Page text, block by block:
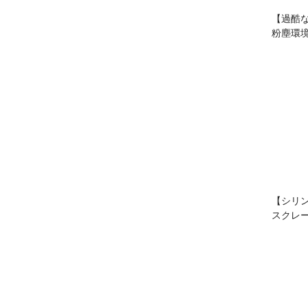
【過酷
粉塵環
【シリ
スクレ